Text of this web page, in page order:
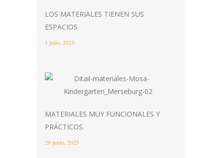
LOS MATERIALES TIENEN SUS
ESPACIOS
1 julio, 2025
MATERIALES MUY FUNCIONALES Y
PRÁCTICOS.
26 junio, 2025